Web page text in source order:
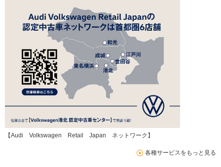
【Audi Volkswagen Retail Japan ネットワーク】
各種サービスをもっと見る